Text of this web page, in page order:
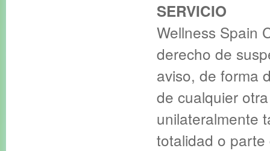
SERVICIO
Wellness Spain
derecho de
aviso, de forma
de cualquier
unilateralmente
totalidad o